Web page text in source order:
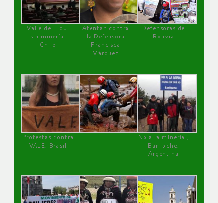
Valle de Elqui
sin minería.
Chile
Atentan contra
la Defensora
Francisca
Márquez
Defensoras de
Bolivia
Protestas contra
VALE, Brasil
No a la minería ,
Bariloche,
Argentina